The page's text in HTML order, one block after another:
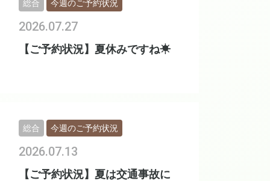
【ご予約状況】夏休みですね☀
2026.07.27
総合 今週のご予約状況
【ご予約状況】夏は交通事故に
2026.07.13
総合 今週のご予約状況